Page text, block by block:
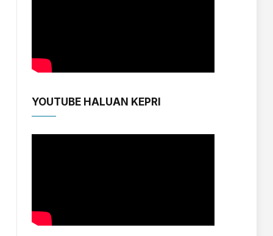
YOUTUBE HALUAN KEPRI